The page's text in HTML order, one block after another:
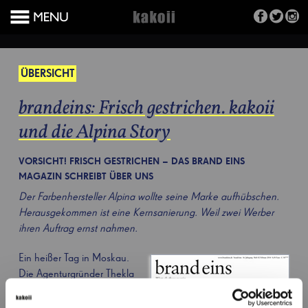
ÜBERSICHT
brandeins: Frisch gestrichen. kakoii
und die Alpina Story
VORSICHT! FRISCH GESTRICHEN – DAS BRAND EINS
MAGAZIN SCHREIBT ÜBER UNS
Der Farbenhersteller Alpina wollte seine Marke aufhübschen.
Herausgekommen ist eine Kernsanierung. Weil zwei Werber
ihren Auftrag ernst nahmen.
Ein heißer Tag in Moskau.
Die Agenturgründer Thekla